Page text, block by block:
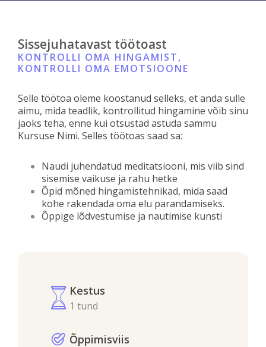
Sissejuhatavast töötoast
KONTROLLI OMA HINGAMIST,
KONTROLLI OMA EMOTSIOONE
Selle töötoa oleme koostanud selleks, et anda sulle
aimu, mida teadlik, kontrollitud hingamine võib sinu
jaoks teha, enne kui otsustad astuda sammu
Kursuse Nimi. Selles töötoas saad sa:
Naudi juhendatud meditatsiooni, mis viib sind
sisemise vaikuse ja rahu hetke
Õpid mõned hingamistehnikad, mida saad
kohe rakendada oma elu parandamiseks.
Õppige lõdvestumise ja nautimise kunsti
Kestus
1 tund
Õppimisviis